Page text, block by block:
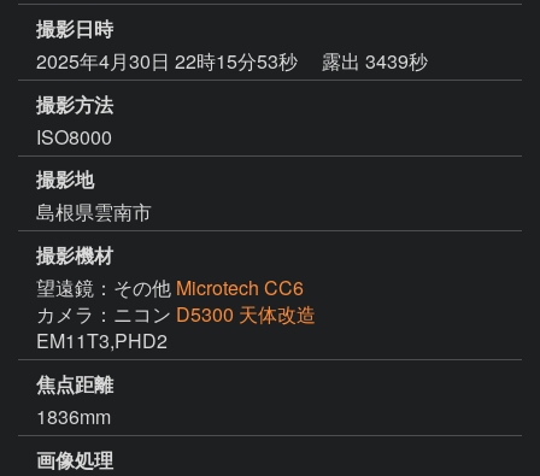
撮影日時
2025年4月30日 22時15分53秒
露出 3439秒
撮影方法
ISO8000
撮影地
島根県雲南市
撮影機材
望遠鏡：その他 Microtech CC6
カメラ：ニコン D5300 天体改造
EM11T3,PHD2
焦点距離
1836mm
画像処理